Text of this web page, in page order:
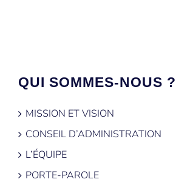
QUI SOMMES-NOUS ?
MISSION ET VISION
CONSEIL D’ADMINISTRATION
L’ÉQUIPE
PORTE-PAROLE